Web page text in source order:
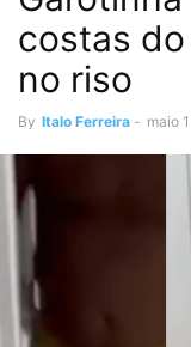
costas
no riso
By Italo Ferreira - maio